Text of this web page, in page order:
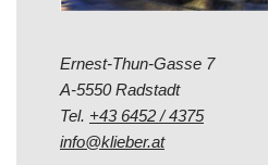
Ernest-Thun-Gasse 7
A-5550 Radstadt
Tel. +43 6452 / 4375
info@klieber.at